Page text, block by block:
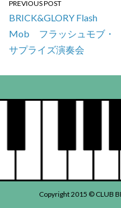
PREVIOUS POST
BRICK&GLORY Flash
Mob フラッシュモブ・
サプライズ演奏会
Copyright 2015 © CLUB